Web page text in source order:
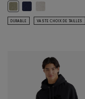
Pantalon original en
Pantalon
DURABLE VASTE CHOIX DE TAILLES